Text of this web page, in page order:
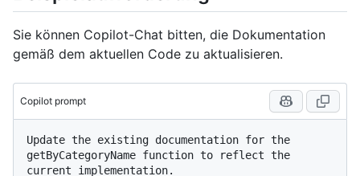
Sie können Copilot-Chat bitten, die Dokumentation
gemäß dem aktuellen Code zu aktualisieren.
Copilot prompt
Update the existing documentation for the
getByCategoryName function to reflect the